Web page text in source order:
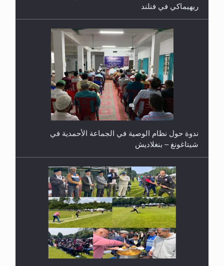
ريهيماكي في فنلند
ندوة حول نظام الوصية في الجماعة الأحمدية في
شيتاغونغ – بنغلاديش